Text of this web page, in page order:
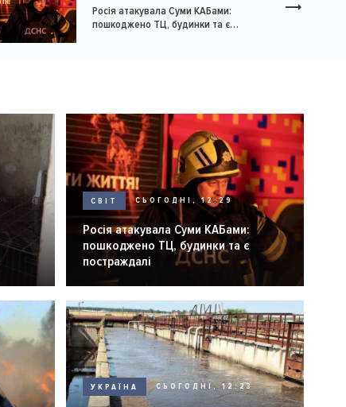
Росія атакувала Суми КАБами:
пошкоджено ТЦ, будинки та є
СВІТ СЬОГОДНІ, 12:29
Росія атакувала Суми КАБами:
пошкоджено ТЦ, будинки та є
постраждалі
УКРАЇНА СЬОГОДНІ, 12:23